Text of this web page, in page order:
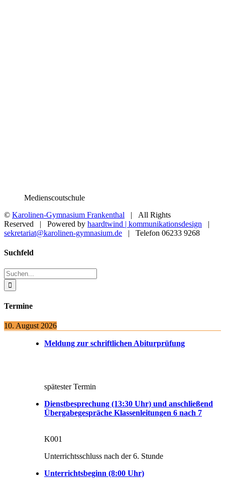
Medienscoutschule
© Karolinen-Gymnasium Frankenthal | All Rights
Reserved | Powered by haardtwind | kommunikationsdesign |
sekretariat@karolinen-gymnasium.de | Telefon 06233 9268
Toggle
Bar
Area
Suchfeld
Suche
nach:
Termine
10. August 2026
Meldung zur schriftlichen Abiturprüfung
spätester Termin
Dienstbesprechung (13:30 Uhr) und anschließend
Übergabegespräche Klassenleitungen 6 nach 7
K001
Unterrichtsschluss nach der 6. Stunde
Unterrichtsbeginn (8:00 Uhr)